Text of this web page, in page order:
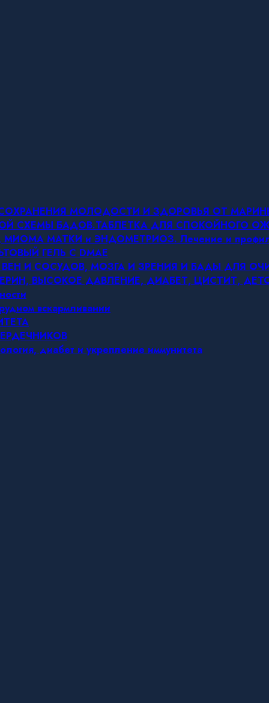
МОЛОДОСТИ И ЗДОРОВЬЯ ОТ
СХЕМЫ БАДОВ.ТАБЛЕТКА ДЛЯ СПОКОЙНОГО
МАТКИ и ЭНДОМЕТРИОЗ. Лечение и
ГЕЛЬ С DMAE
И СОСУДОВ, МОЗГА И ЗРЕНИЯ И БАДЫ ДЛЯ
ВЫСОКОЕ ДАВЛЕНИЕ, ДИАБЕТ, ЦИСТИТ,
вскармливании
диабет и укрепление иммунитета